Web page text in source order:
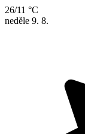
26/11 °C
neděle 9. 8.